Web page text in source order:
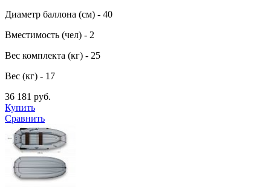
Диаметр баллона (см) - 40
Вместимость (чел) - 2
Вес комплекта (кг) - 25
Вес (кг) - 17
36 181 руб.
Купить
Сравнить